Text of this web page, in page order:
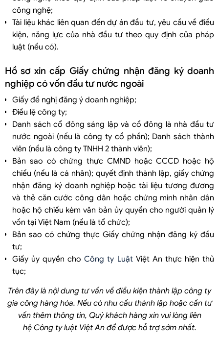
công nghệ;
Tài liệu khác liên quan đến dự án đầu tư, yêu cầu về điều
kiện, năng lực của nhà đầu tư theo quy định của pháp
luật (nếu có).
Hồ sơ xin cấp Giấy chứng nhận đăng ký doanh
nghiệp có vốn đầu tư nước ngoài
Giấy đề nghị đăng ý doanh nghiệp;
Điều lệ công ty;
Danh sách cổ đông sáng lập và cổ đông là nhà đầu tư
nước ngoài (nếu là công ty cổ phần); Danh sách thành
viên (nếu là công ty TNHH 2 thành viên);
Bản sao có chứng thực CMND hoặc CCCD hoặc hộ
chiếu (nếu là cá nhân); quyết định thành lập, giấy chứng
nhận đăng ký doanh nghiệp hoặc tài liệu tương đương
và thẻ căn cước công dân hoặc chứng minh nhân dân
hoặc hộ chiếu kèm văn bản ủy quyền cho người quản lý
vốn tại Việt Nam (nếu là tổ chức);
Bản sao có chứng thực Giấy chứng nhận đăng ký đầu
tư;
Giấy ủy quyền choCông ty LuậtViệt An thực hiện thủ
tục;
Trên đây là nội dung tư vấn về điều kiện thành lập công ty
gia công hàng hóa. Nếu có nhu cầu thành lập hoặc cần tư
vấn thêm thông tin, Quý khách hàng xin vui lòng liên
hệ Công ty luật Việt An để được hỗ trợ sớm nhất.